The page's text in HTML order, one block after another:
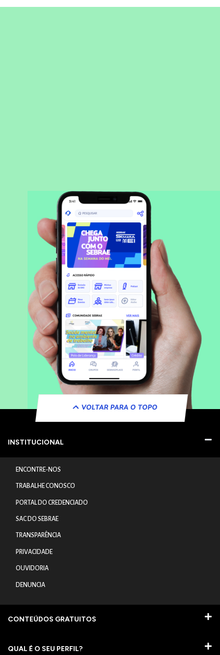
VOLTAR PARA O TOPO
INSTITUCIONAL
ENCONTRE-NOS
TRABALHE CONOSCO
PORTAL DO CREDENCIADO
SAC DO SEBRAE
TRANSPARÊNCIA
PRIVACIDADE
OUVIDORIA
DENUNCIA
CONTEÚDOS GRATUITOS
QUAL É O SEU PERFIL?